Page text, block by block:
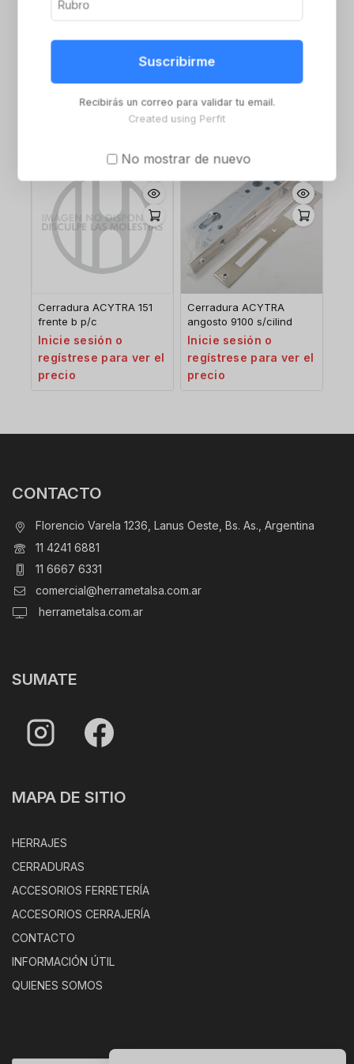
Cerradura ACYTRA 401
precio
Cerradura ACYTRA 151
frente b p/c
Inicie sesión o
regístrese para ver el
precio
Cerradura ACYTRA
angosto 9100 s/cilind
Inicie sesión o
regístrese para ver el
precio
CONTACTO
Florencio Varela 1236, Lanus Oeste, Bs. As., Argentina
11 4241 6881
11 6667 6331
comercial@herrametalsa.com.ar
herrametalsa.com.ar
SUMATE
MAPA DE SITIO
HERRAJES
CERRADURAS
ACCESORIOS FERRETERÍA
ACCESORIOS CERRAJERÍA
CONTACTO
INFORMACIÓN ÚTIL
QUIENES SOMOS
Suscribirme
Recibirás un correo para validar tu email.
Created using Perfit
No mostrar de nuevo